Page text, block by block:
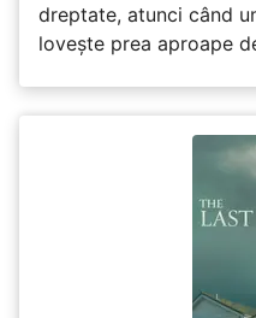
dreptate, atunci când
lovește prea aproape